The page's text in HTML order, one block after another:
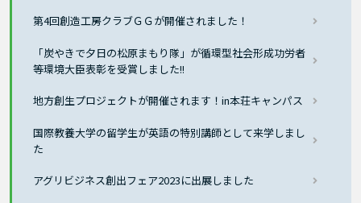
第4回創造工房クラブＧＧが開催されました！
「炭やきで夕日の松原まもり隊」が循環型社会形成功労者
等環境大臣表彰を受賞しました!!
地方創生プロジェクトが開催されます！in本荘キャンパス
国際教養大学の留学生が英語の特別講師として来学しまし
た
アグリビジネス創出フェア2023に出展しました